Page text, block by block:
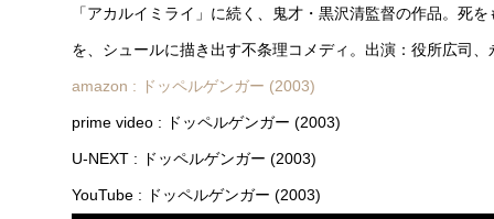
「アカルイミライ」に続く、鬼才・黒沢清監督の作品。死
を、シュールに描き出す不条理コメディ。出演：役所広司
amazon : ドッペルゲンガー (2003)
prime video : ドッペルゲンガー (2003)
U-NEXT : ドッペルゲンガー (2003)
YouTube : ドッペルゲンガー (2003)